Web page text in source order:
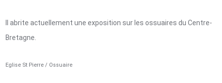
Il abrite actuellement une exposition sur les ossuaires du Centre-
Bretagne.
Eglise St Pierre / Ossuaire